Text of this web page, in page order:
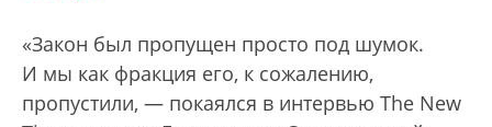
«Закон был пропущен просто под шумок.
И мы как фракция его, к сожалению,
пропустили, — покаялся в интервью The New